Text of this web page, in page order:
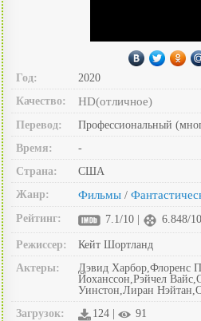
Год:
2020
Качество:
HD(отличное)
Перевод:
Профессиональный
Время:
-
Страна:
США
Жанр:
Фильмы /
Рейтинг: 7.1/10 | 6.848/10
Режиссер:
Кейт Шортланд
Актеры:
Дэвид Харбор,Флоренс
Йоханссон,Рэйчел
Уинстон,Лиран
Загрузок:
124 | 91